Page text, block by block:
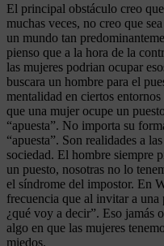
El principal obstáculo creo
muchas veces, no creo que
un mundo tan
pienso que a la hora de la
las mujeres podrian ocupar
buscara un hombre para el
mentalidad en ciertos
que una mujer ocupe un
“apuesta”. No importa su
“apuesta”. Son realidades a
sociedad. El hombre siempre
un puesto, nosotras no lo
el síndrome del impostor. En
frecuencia que al invitar a
¿qué voy a decir”. Eso jamás
algo en que las mujeres
miedos.